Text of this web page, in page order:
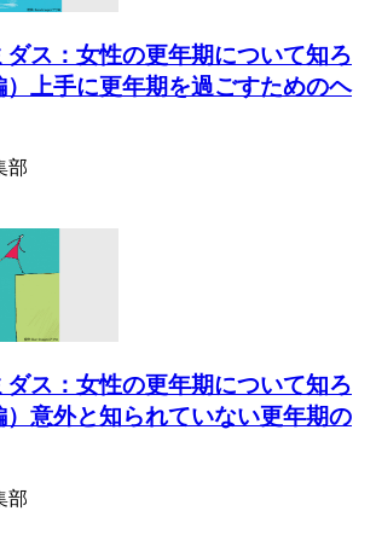
ダス：女性の更年期について知ろ
）上手に更年期を過ごすためのヘ
部
ダス：女性の更年期について知ろ
）意外と知られていない更年期の
部